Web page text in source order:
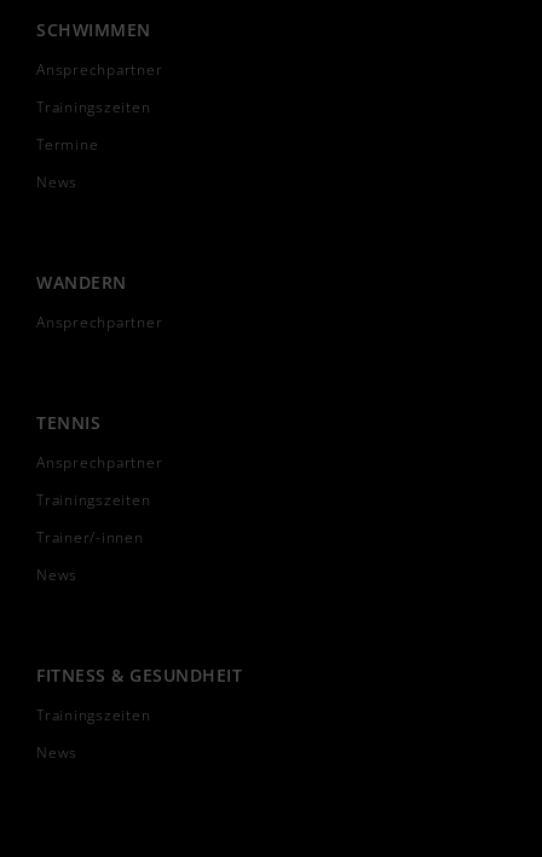
SCHWIMMEN
Ansprechpartner
Trainingszeiten
Termine
News
WANDERN
Ansprechpartner
TENNIS
Ansprechpartner
Trainingszeiten
Trainer/-innen
News
FITNESS & GESUNDHEIT
Trainingszeiten
News